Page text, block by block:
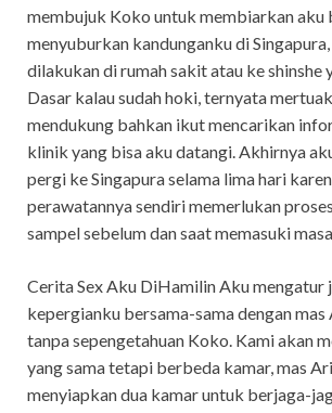
membujuk Koko untuk membiarkan aku
menyuburkan kandunganku di
dilakukan di rumah sakit atau ke shinshe
Dasar kalau sudah hoki, ternyata
mendukung bahkan ikut mencarikan
klinik yang bisa aku datangi. Akhirnya
pergi ke Singapura selama lima hari
perawatannya sendiri memerlukan
sampel sebelum dan saat memasuki
Cerita Sex Aku DiHamilin Aku mengatur
kepergianku bersama-sama dengan mas
tanpa sepengetahuan Koko. Kami akan
yang sama tetapi berbeda kamar, mas
menyiapkan dua kamar untuk berjaga-